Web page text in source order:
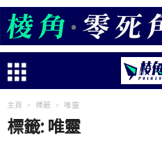
主頁 標籤 唯靈
標籤: 唯靈